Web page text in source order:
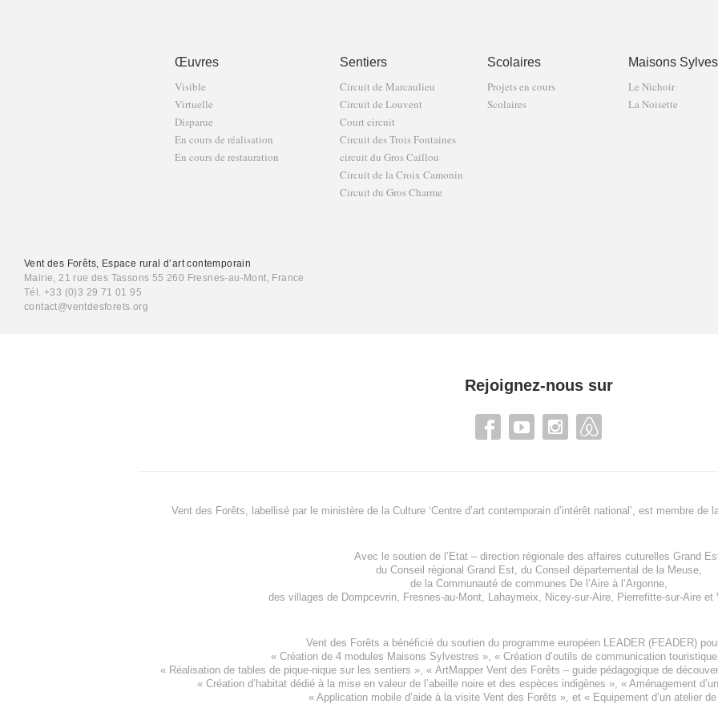
Œuvres
Visible
Virtuelle
Disparue
En cours de réalisation
En cours de restauration
Sentiers
Circuit de Marcaulieu
Circuit de Louvent
Court circuit
Circuit des Trois Fontaines
circuit du Gros Caillou
Circuit de la Croix Camonin
Circuit du Gros Charme
Scolaires
Projets en cours
Scolaires
Maisons
Le Nichoir
La Noisette
Vent des Forêts, Espace rural d’art contemporain
Mairie, 21 rue des Tassons 55 260 Fresnes-au-Mont, France
Tél. +33 (0)3 29 71 01 95
contact@ventdesforets.org
Rejoignez-nous sur
Vent des Forêts, labellisé par le ministère de la Culture ‘Centre d’art contemporain d’intérêt national’, est membre de
Avec le soutien de l’ Etat – direction régionale des affaires cuturelles Grand
du Conseil régional Grand Est, du Conseil départemental de la Meuse,
de la Communauté de communes De l’Aire à l’Argonne,
des villages de Dompcevrin, Fresnes-au-Mont, Lahaymeix, Nicey-sur-Aire, Pierrefitte-sur-Aireet
Vent des Forêts a bénéficié du soutien du programme européen LEADER (FEADER)
« Création de 4 modules Maisons Sylvestres », « Création d’outils de communication
« Réalisation de tables de pique-nique sur les sentiers », « ArtMapper Vent des Forêts – guide pédagogique de
« Création d’habitat dédié à la mise en valeur de l’abeille noire et des espèces indigènes », « Aménagement
« Application mobile d’aide à la visite Vent des Forêts », et « Equipement d’un atelier